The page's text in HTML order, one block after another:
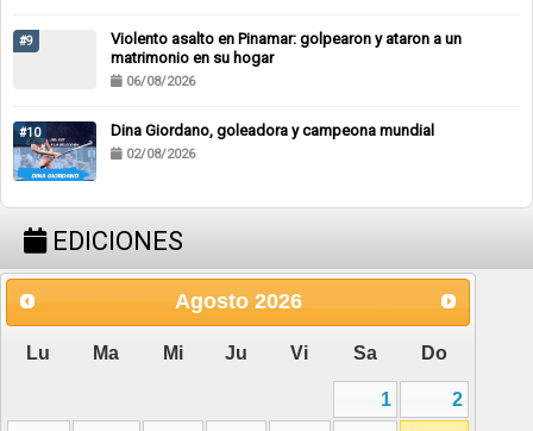
#9
Violento asalto en Pinamar: golpearon y ataron a un
matrimonio en su hogar
06/08/2026
#10 Dina Giordano, goleadora y campeona mundial
02/08/2026
EDICIONES
Agosto 2026
Lu Ma Mi Ju Vi Sa Do
1
2